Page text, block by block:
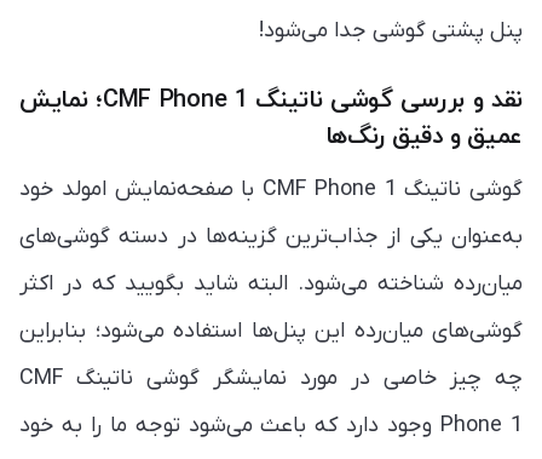
پنل پشتی گوشی جدا می‌شود!
نقد و بررسی گوشی ناتینگ CMF Phone 1؛ نمایش
عمیق و دقیق رنگ‌ها
گوشی ناتینگ CMF Phone 1 با صفحه‌نمایش امولد خود
به‌عنوان یکی از جذاب‌ترین گزینه‌ها در دسته‌ گوشی‌های
میان‌رده شناخته می‌شود. البته شاید بگویید که در اکثر
گوشی‌های میان‌رده این پنل‌ها استفاده می‌شود؛ بنابراین
چه چیز خاصی در مورد نمایشگر گوشی ناتینگ CMF
Phone 1 وجود دارد که باعث می‌شود توجه ما را به خود